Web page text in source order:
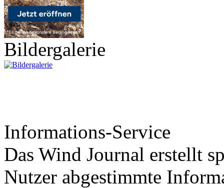
Bildergalerie
Informations-Service
Das Wind Journal erstellt
Nutzer abgestimmte